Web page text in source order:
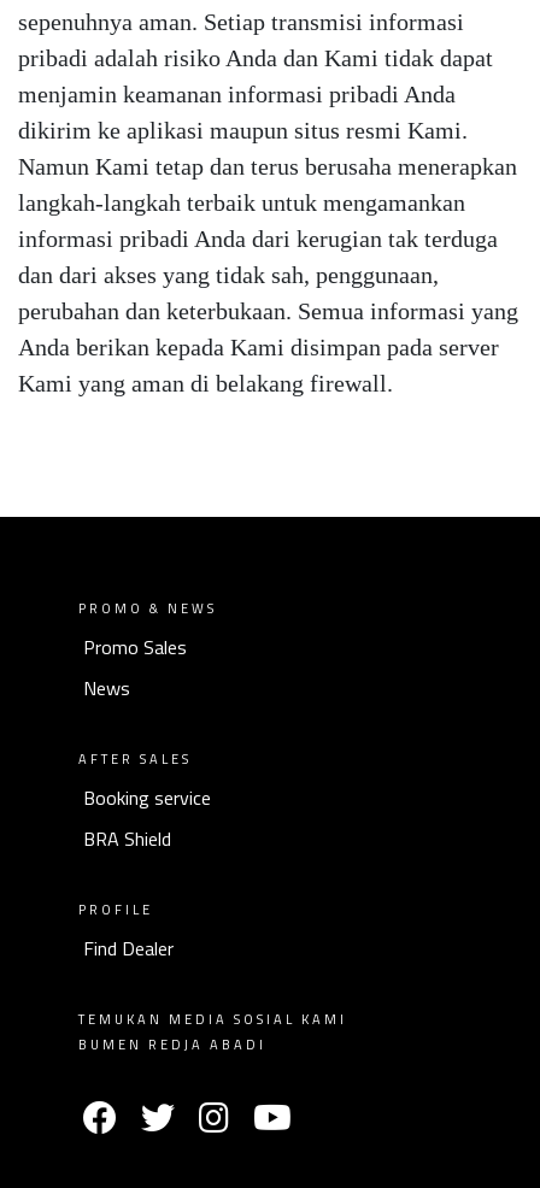
sepenuhnya aman. Setiap transmisi informasi
pribadi adalah risiko Anda dan Kami tidak dapat
menjamin keamanan informasi pribadi Anda
dikirim ke aplikasi maupun situs resmi Kami.
Namun Kami tetap dan terus berusaha menerapkan
langkah-langkah terbaik untuk mengamankan
informasi pribadi Anda dari kerugian tak terduga
dan dari akses yang tidak sah, penggunaan,
perubahan dan keterbukaan. Semua informasi yang
Anda berikan kepada Kami disimpan pada server
Kami yang aman di belakang firewall.
PROMO & NEWS
Promo Sales
News
AFTER SALES
Booking service
BRA Shield
PROFILE
Find Dealer
TEMUKAN MEDIA SOSIAL KAMI
BUMEN REDJA ABADI